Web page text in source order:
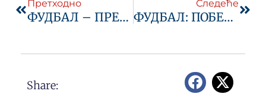
Претходно
ФУДБАЛ – ПРЕГЛЕД КОЛА: ПОБЕДА КАЧЕРА БЕЗ СЛАВЉА, СПАРТАК ПРОСУО БОДОВЕ
Следеће
ФУДБАЛ: ПОБЕДНИЧКИ РЕМИ РАЈЦА, НЕВРЕМЕ ПОКВАРИЛО СПЕКТАКЛ
Share: